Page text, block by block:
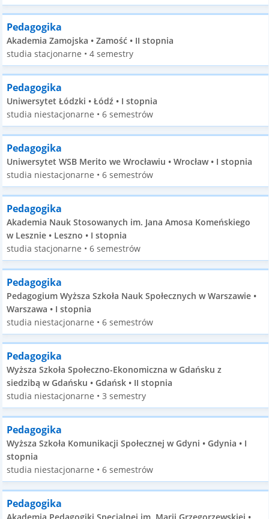
Pedagogika
Akademia Zamojska • Zamość • II stopnia
studia stacjonarne • 4 semestry
Pedagogika
Uniwersytet Łódzki • Łódź • I stopnia
studia niestacjonarne • 6 semestrów
Pedagogika
Uniwersytet WSB Merito we Wrocławiu • Wrocław • I stopnia
studia niestacjonarne • 6 semestrów
Pedagogika
Akademia Nauk Stosowanych im. Jana Amosa Komeńskiego
w Lesznie • Leszno • I stopnia
studia stacjonarne • 6 semestrów
Pedagogika
Pedagogium Wyższa Szkoła Nauk Społecznych w Warszawie •
Warszawa • I stopnia
studia niestacjonarne • 6 semestrów
Pedagogika
Wyższa Szkoła Społeczno-Ekonomiczna w Gdańsku z
siedzibą w Gdańsku • Gdańsk • II stopnia
studia niestacjonarne • 3 semestry
Pedagogika
Wyższa Szkoła Komunikacji Społecznej w Gdyni • Gdynia • I
stopnia
studia niestacjonarne • 6 semestrów
Pedagogika